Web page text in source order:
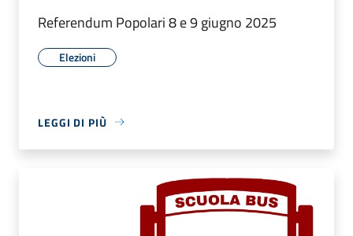
Referendum Popolari 8 e 9 giugno 2025
Elezioni
LEGGI DI PIÙ